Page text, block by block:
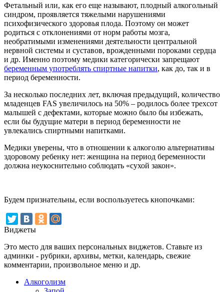
Фетальный или, как его еще называют, плодный алкогольный
синдром, проявляется тяжелыми нарушениями
психофизического здоровья плода. Поэтому он может
родиться с отклонениями от норм работы мозга,
необратимыми изменениями деятельности центральной
нервной системы и суставов, врожденными пороками сердца
и др. Именно поэтому медики категорически запрещают
беременным употреблять спиртные напитки, как до, так и в
период беременности.
За несколько последних лет, включая предыдущий, количество
младенцев FAS увеличилось на 50% – родилось более трехсот
малышей с дефектами, которые можно было бы избежать,
если бы будущие матери в период беременности не
увлекались спиртными напитками.
Медики уверены, что в отношении к алкоголю альтернативы
здоровому ребенку нет: женщина на период беременности
должна неукоснительно соблюдать «сухой закон».
Будем признательны, если воспользуетесь кнопочками:
Виджеты
Это место для ваших персональных виджетов. Ставьте из
админки - рубрики, архивы, метки, календарь, свежие
комментарии, произвольное меню и др.
Алкоголизм